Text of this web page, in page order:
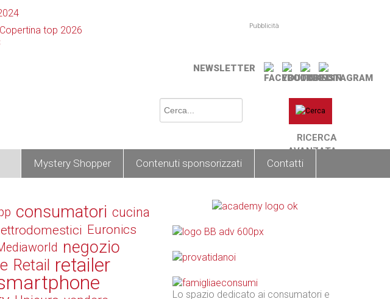
Pubblicità
NEWSLETTER
RICERCA
AVANZATA
Mystery Shopper Contenuti sponsorizzati Contatti
consumatori cucina
Euronics
negozio
Retail retailer
Lo spazio dedicato ai consumatori e